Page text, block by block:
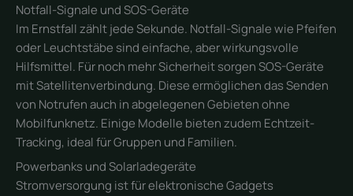
Notfall-Signale und SOS-Geräte
Im Ernstfall zählt jede Sekunde. Notfall-Signale wie Pfeifen
oder Leuchtstäbe sind einfache, aber wirkungsvolle
Hilfsmittel. Für noch mehr Sicherheit sorgen SOS-Geräte
mit Satellitenverbindung. Diese ermöglichen das Senden
von Notrufen auch in abgelegenen Gebieten ohne
Mobilfunknetz. Einige Modelle bieten zudem Echtzeit-
Tracking, ideal für Gruppen und Familien.
Powerbanks und Solarladegeräte
Stromversorgung ist für elektronische Gadgets